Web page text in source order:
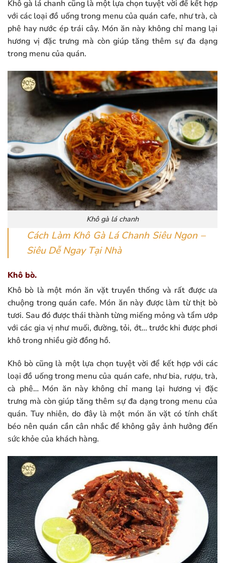
Khô gà lá chanh cũng là một lựa chọn tuyệt vời để kết hợp
với các loại đồ uống trong menu của quán cafe, như trà, cà
phê hay nước ép trái cây. Món ăn này không chỉ mang lại
hương vị đặc trưng mà còn giúp tăng thêm sự đa dạng
trong menu của quán.
Khô gà lá chanh
Cách Làm Khô Gà Lá Chanh Siêu Ngon –
Siêu Dễ Ngay Tại Nhà
Khô bò.
Khô bò là một món ăn vặt truyền thống và rất được ưa
chuộng trong quán cafe. Món ăn này được làm từ thịt bò
tươi. Sau đó được thái thành từng miếng mỏng và tẩm ướp
với các gia vị như muối, đường, tỏi, ớt… trước khi được phơi
khô trong nhiều giờ đồng hồ.
Khô bò cũng là một lựa chọn tuyệt vời để kết hợp với các
loại đồ uống trong menu của quán cafe, như bia, rượu, trà,
cà phê… Món ăn này không chỉ mang lại hương vị đặc
trưng mà còn giúp tăng thêm sự đa dạng trong menu của
quán. Tuy nhiên, do đây là một món ăn vặt có tính chất
béo nên quán cần cân nhắc để không gây ảnh hưởng đến
sức khỏe của khách hàng.